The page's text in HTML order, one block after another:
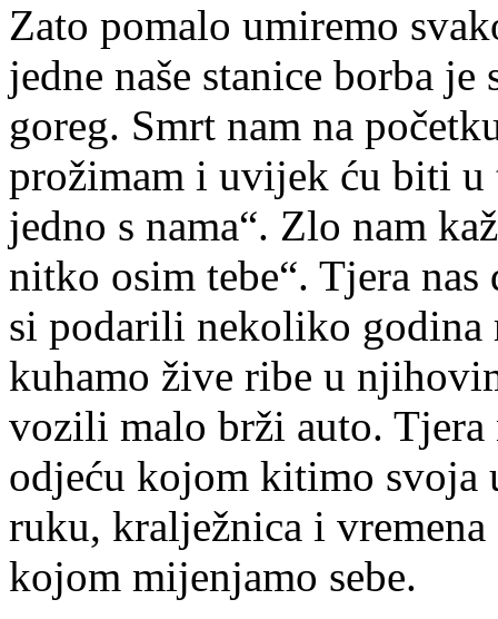
Zato pomalo umiremo
jedne naše stanice borba
goreg. Smrt nam na
prožimam i uvijek ću biti u
jedno s nama“. Zlo nam
nitko osim tebe“. Tjera
si podarili nekoliko
kuhamo žive ribe u
vozili malo brži auto. Tjera
odjeću kojom kitimo svoja
ruku, kralježnica i
kojom mijenjamo sebe.